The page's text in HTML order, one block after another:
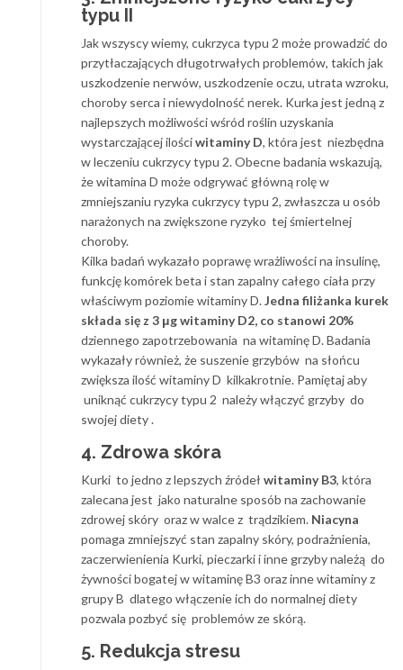
typu II
Jak wszyscy wiemy, cukrzyca typu 2 może prowadzić do
przytłaczających długotrwałych problemów, takich jak
uszkodzenie nerwów, uszkodzenie oczu, utrata wzroku,
choroby serca i niewydolność nerek. Kurka jest jedną z
najlepszych możliwości wśród roślin uzyskania
wystarczającej ilościwitaminy D, która jest niezbędna
w leczeniu cukrzycy typu 2. Obecne badania wskazują,
że witamina D może odgrywać główną rolę w
zmniejszaniu ryzyka cukrzycy typu 2, zwłaszcza u osób
narażonych na zwiększone ryzyko tej śmiertelnej
choroby.
Kilka badań wykazało poprawę wrażliwości na insulinę,
funkcję komórek beta i stan zapalny całego ciała przy
właściwym poziomie witaminy D.Jedna filiżanka kurek
składa się z 3 μg witaminy D2, co stanowi 20%
dziennego zapotrzebowania na witaminę D. Badania
wykazały również, że suszenie grzybów na słońcu
zwiększa ilość witaminy D kilkakrotnie. Pamiętaj aby
uniknąć cukrzycy typu 2 należy włączyć grzyby do
swojej diety .
4. Zdrowa skóra
Kurki to jedno z lepszych źródeł witaminy B3, która
zalecana jest jako naturalne sposób na zachowanie
zdrowej skóry oraz w walce z trądzikiem. Niacyna
pomaga zmniejszyć stan zapalny skóry, podrażnienia,
zaczerwienienia Kurki, pieczarki i inne grzyby należą do
żywności bogatej w witaminę B3 oraz inne witaminy z
grupy B dlatego włączenie ich do normalnej diety
pozwala pozbyć się problemów ze skórą.
5. Redukcja stresu